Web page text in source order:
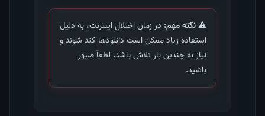
⚠️ نکته مهم: در زمان اختلال اینترنت، به دلیل
استفاده زیاد ممکن است دانلودها کند شوند و
نیاز به چندین بار تلاش باشد. لطفاً صبور
باشید.